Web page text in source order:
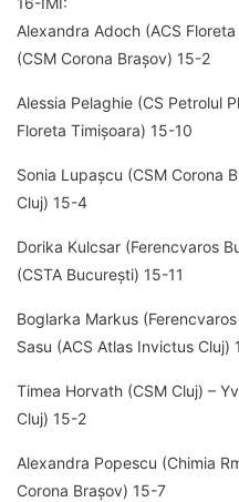
Alexandra Adoch (ACS
(CSM Corona Brașov) 15-2
Alessia Pelaghie (CS Petrolul
Floreta Timișoara) 15-10
Sonia Lupașcu (CSM Corona
Cluj) 15-4
Dorika Kulcsar (Ferencvaros
(CSTA București) 15-11
Boglarka Markus
Sasu (ACS Atlas Invictus Cluj)
Timea Horvath (CSM Cluj) –
Cluj) 15-2
Alexandra Popescu (Chimia
Corona Brașov) 15-7